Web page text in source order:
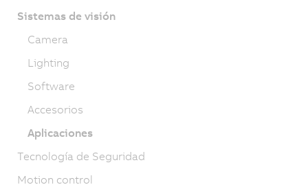
Sistemas de visión
Camera
Lighting
Software
Accesorios
Aplicaciones
Tecnología de Seguridad
Motion control